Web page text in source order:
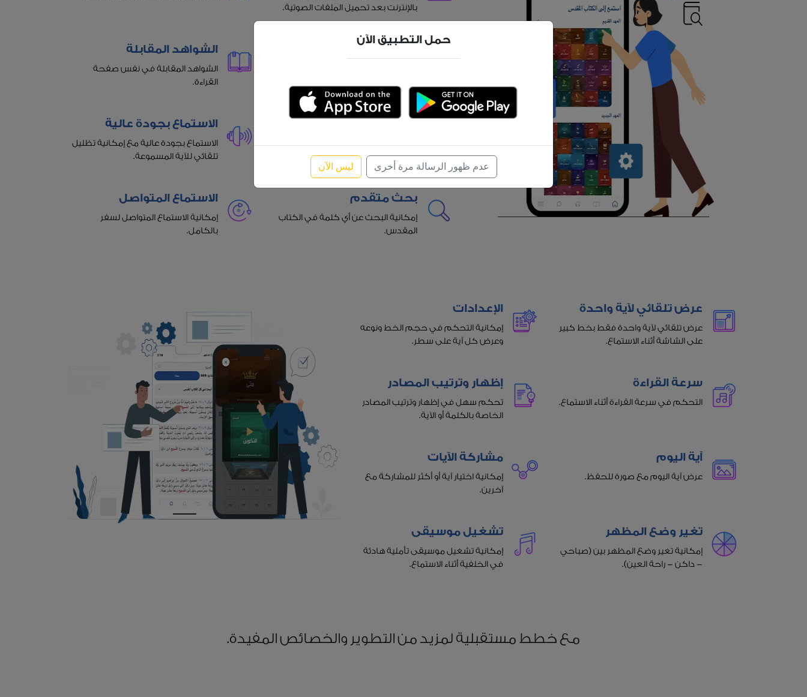
بالإنترنت بعد تحميل الملفات الصوتية.
معاني الكلمات الصعبة الشواهد المقابلة
الشواهد المقابلة في نفس صفحة
القراءة.
عناوين للفقرات للمساعدة أثناء القراءة.
الاستماع بجودة عالية
الاستماع بجودة عالية مع إمكانية تظليل
تلقائي للآية المسموعة.
بحث متقدم
إمكانية البحث عن أي كلمة في الكتاب
المقدس.
الاستماع المتواصل
إمكانية الاستماع المتواصل لسفر
بالكامل.
عرض تلقائي لآية واحدة
عرض تلقائي لآية واحدة فقط بخط كبير
على الشاشة أثناء الاستماع.
الإعدادات
إمكانية التحكم في حجم الخط ونوعه
وعرض كل آية على سطر.
سرعة القراءة
التحكم في سرعة القراءة أثناء الاستماع.
إظهار وترتيب المصادر
تحكم سهل في إظهار وترتيب المصادر
الخاصة بالكلمة أو الآية.
آية اليوم
عرض آية اليوم مع صورة للحفظ.
مشاركة الآيات
إمكانية اختيار آية أو أكثر للمشاركة مع
آخرين.
تغير وضع المظهر
إمكانية تغير وضع المظهر بين (صباحي
- داكن - راحة العين).
تشغيل موسيقى
إمكانية تشغيل موسيقى تأملية هادئة
في الخلفية أثناء الاستماع.
مع خطط مستقبلية لمزيد من التطوير والخصائص المفيدة.
حمل التطبيق الآن
عدم ظهور الرسالة مرة أخرى ليس الآن